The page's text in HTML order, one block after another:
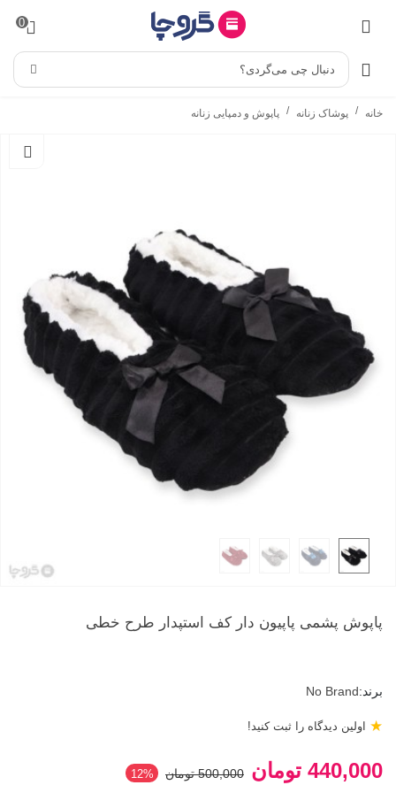
0
دنبال چی می‌گردی؟
خانه / پوشاک زنانه / پاپوش و دمپایی زنانه
پاپوش پشمی پاپیون دار کف استپدار طرح خطی
برند:No Brand
اولین دیدگاه را ثبت کنید! ★
440,000 تومان 500,000 تومان ‎12%